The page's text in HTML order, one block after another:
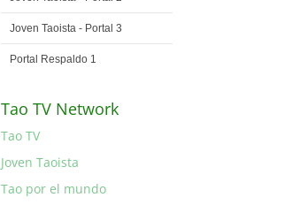
Joven Taoista - Portal 3
Portal Respaldo 1
Tao TV Network
Tao TV
Joven Taoista
Tao por el mundo